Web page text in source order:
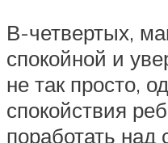
В-четвертых,
спокойной и
не так просто,
спокойствия
поработать над